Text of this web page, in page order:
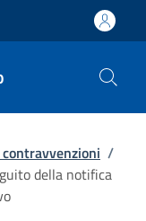
/
della notifica